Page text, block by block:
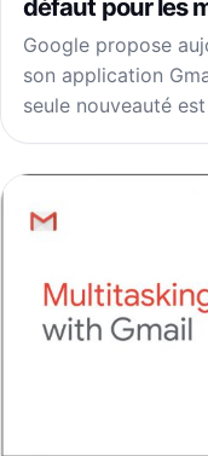
défaut pour les
Google propose
son application
seule nouveauté